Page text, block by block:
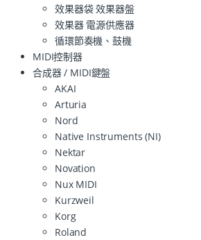
效果器袋 效果器盤
效果器 電源供應器
循環節奏機、鼓機
MIDI控制器
合成器 / MIDI鍵盤
AKAI
Arturia
Nord
Native Instruments (NI)
Nektar
Novation
Nux MIDI
Kurzweil
Korg
Roland